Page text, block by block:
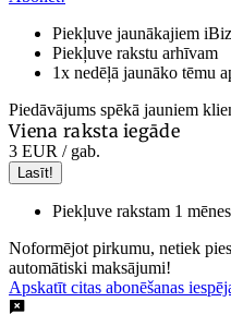
Piekļuve jaunākajiem
Piekļuve rakstu arhīvam
1x nedēļā jaunāko tēmu
Piedāvājums spēkā jauniem
Viena raksta iegāde
3 EUR / gab.
Lasīt!
Piekļuve rakstam 1
Noformējot pirkumu, netiek
automātiski maksājumi!
Apskatīt citas abonēšanas